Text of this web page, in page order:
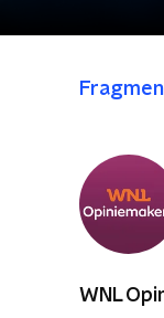
WNL